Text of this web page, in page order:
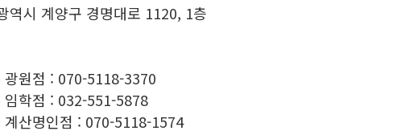
계양구 경명대로 1120, 1층
원점 : 070-5118-3370
학점 : 032-551-5878
산명인점 : 070-5118-1574